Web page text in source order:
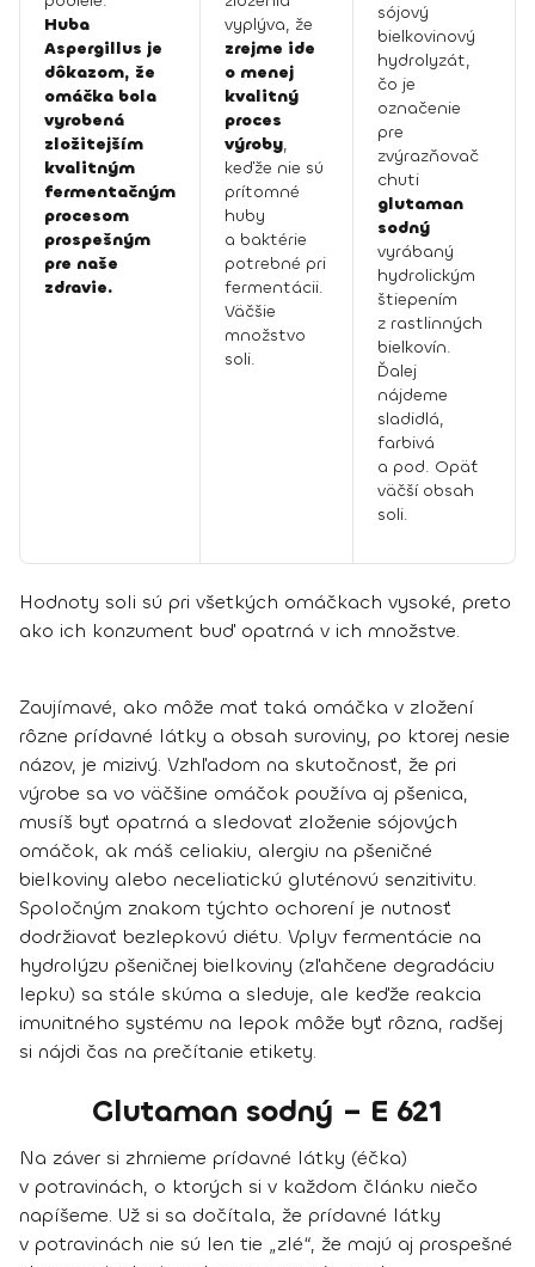
Huba
Aspergillus je
dôkazom, že
omáčka bola
vyrobená
zložitejším
kvalitným
fermentačným
procesom
prospešným
pre naše
zdravie.
vyplýva, že
zrejme ide
o menej
kvalitný
proces
výroby,
keďže nie sú
prítomné
huby
a baktérie
potrebné pri
fermentácii.
Väčšie
množstvo
soli.
sójový
bielkovinový
hydrolyzát,
čo je
označenie
pre
zvýrazňovač
chuti
glutaman
sodný
vyrábaný
hydrolickým
štiepením
z rastlinných
bielkovín.
Ďalej
nájdeme
sladidlá,
farbivá
a pod. Opäť
väčší obsah
soli.
Hodnoty soli sú pri všetkých omáčkach vysoké, preto
ako ich konzument buď opatrná v ich množstve.
Zaujímavé, ako môže mať taká omáčka v zložení
rôzne prídavné látky a obsah suroviny, po ktorej nesie
názov, je mizivý. Vzhľadom na skutočnosť, že pri
výrobe sa vo väčšine omáčok používa aj pšenica,
musíš byť opatrná a sledovať zloženie sójových
omáčok, ak máš celiakiu, alergiu na pšeničné
bielkoviny alebo neceliatickú gluténovú senzitivitu.
Spoločným znakom týchto ochorení je nutnosť
dodržiavať bezlepkovú diétu. Vplyv fermentácie na
hydrolýzu pšeničnej bielkoviny (zľahčene degradáciu
lepku) sa stále skúma a sleduje, ale keďže reakcia
imunitného systému na lepok môže byť rôzna, radšej
si nájdi čas na prečítanie etikety.
Glutaman sodný – E 621
Na záver si zhrnieme prídavné látky (éčka)
v potravinách, o ktorých si v každom článku niečo
napíšeme. Už si sa dočítala, že prídavné látky
v potravinách nie sú len tie „zlé“, že majú aj prospešné